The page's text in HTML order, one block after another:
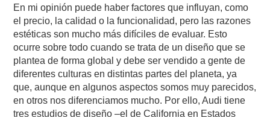
En mi opinión puede haber factores que influyan, como
el precio, la calidad o la funcionalidad, pero las razones
estéticas son mucho más difíciles de evaluar. Esto
ocurre sobre todo cuando se trata de un diseño que se
plantea de forma global y debe ser vendido a gente de
diferentes culturas en distintas partes del planeta, ya
que, aunque en algunos aspectos somos muy parecidos,
en otros nos diferenciamos mucho. Por ello, Audi tiene
tres estudios de diseño –el de California en Estados